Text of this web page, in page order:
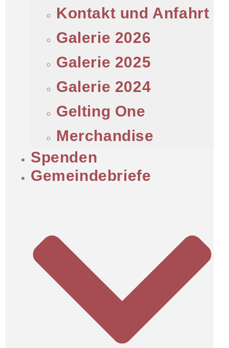
Kontakt und Anfahrt
Galerie 2026
Galerie 2025
Galerie 2024
Gelting One
Merchandise
Spenden
Gemeindebriefe